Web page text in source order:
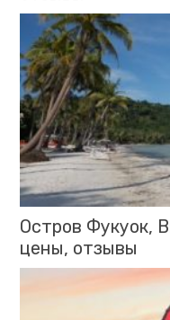
Остров Фукуок,
цены, отзывы